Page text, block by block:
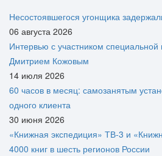
Несостоявшегося угонщика
06 августа 2026
Интервью с участником
Дмитрием Кожовым
14 июля 2026
60 часов в месяц: самозанятым
одного клиента
30 июня 2026
«Книжная экспедиция» ТВ-3 и
4000 книг в шесть регионов России